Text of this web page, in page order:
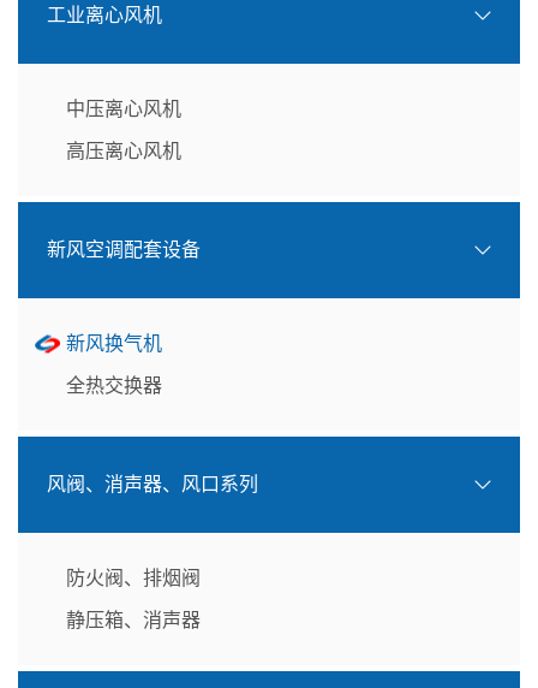
工业离心风机
中压离心风机
高压离心风机
新风空调配套设备
新风换气机
全热交换器
风阀、消声器、风口系列
防火阀、排烟阀
静压箱、消声器